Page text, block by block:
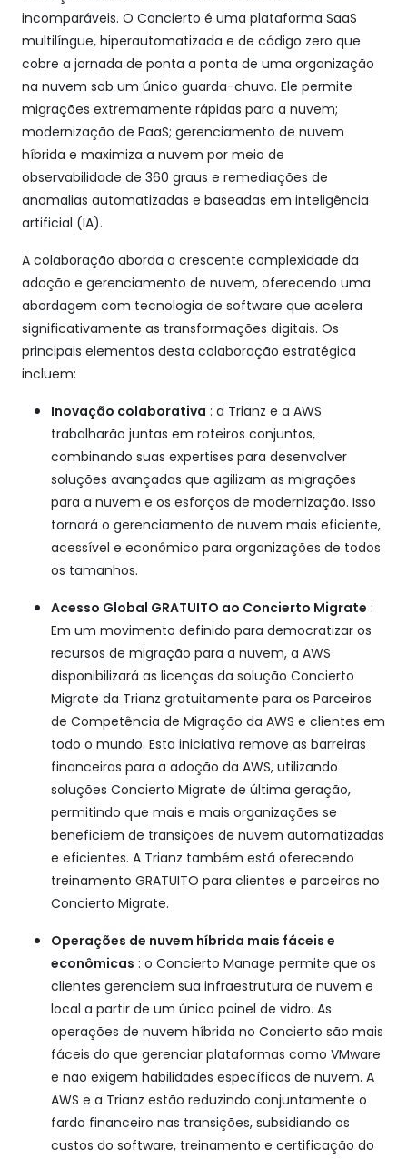
incomparáveis. O Concierto é uma plataforma SaaS
multilíngue, hiperautomatizada e de código zero que
cobre a jornada de ponta a ponta de uma organização
na nuvem sob um único guarda-chuva. Ele permite
migrações extremamente rápidas para a nuvem;
modernização de PaaS; gerenciamento de nuvem
híbrida e maximiza a nuvem por meio de
observabilidade de 360 graus e remediações de
anomalias automatizadas e baseadas em inteligência
artificial (IA).
A colaboração aborda a crescente complexidade da
adoção e gerenciamento de nuvem, oferecendo uma
abordagem com tecnologia de software que acelera
significativamente as transformações digitais. Os
principais elementos desta colaboração estratégica
incluem:
Inovação colaborativa : a Trianz e a AWS
trabalharão juntas em roteiros conjuntos,
combinando suas expertises para desenvolver
soluções avançadas que agilizam as migrações
para a nuvem e os esforços de modernização. Isso
tornará o gerenciamento de nuvem mais eficiente,
acessível e econômico para organizações de todos
os tamanhos.
Acesso Global GRATUITO ao Concierto Migrate :
Em um movimento definido para democratizar os
recursos de migração para a nuvem, a AWS
disponibilizará as licenças da solução Concierto
Migrate da Trianz gratuitamente para os Parceiros
de Competência de Migração da AWS e clientes em
todo o mundo. Esta iniciativa remove as barreiras
financeiras para a adoção da AWS, utilizando
soluções Concierto Migrate de última geração,
permitindo que mais e mais organizações se
beneficiem de transições de nuvem automatizadas
e eficientes. A Trianz também está oferecendo
treinamento GRATUITO para clientes e parceiros no
Concierto Migrate.
Operações de nuvem híbrida mais fáceis e
econômicas : o Concierto Manage permite que os
clientes gerenciem sua infraestrutura de nuvem e
local a partir de um único painel de vidro. As
operações de nuvem híbrida no Concierto são mais
fáceis do que gerenciar plataformas como VMware
e não exigem habilidades específicas de nuvem. A
AWS e a Trianz estão reduzindo conjuntamente o
fardo financeiro nas transições, subsidiando os
custos do software, treinamento e certificação do